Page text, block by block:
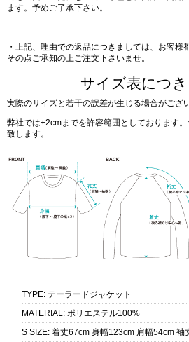
ます。予めご了承下さい。
・上記、理由での返品につきましては、お客様
その点ご承知の上ご注文下さいませ。
サイズ表につ
実際のサイズと若干の誤差が生じる場合がござ
弊社では±2cmまでを許容範囲としております
致します。
TYPE: テーラードジャケット
MATERIAL: ポリエステル100%
S SIZE: 着丈67cm 身幅123cm 肩幅54cm 袖